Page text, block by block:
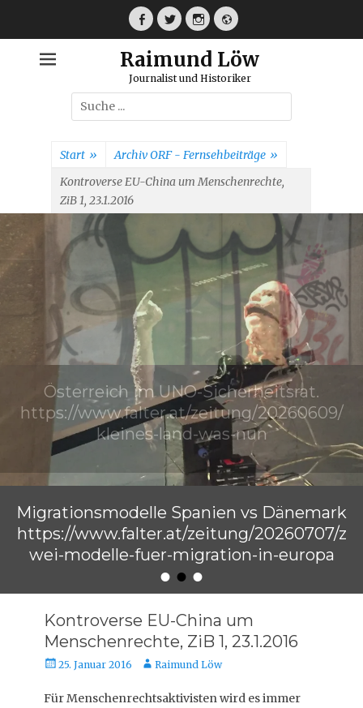
Facebook
TwitterInstagramWebseite
Raimund Löw
Journalist und Historiker
Suche
nach:
Start » Archiv ORF - Fernsehbeiträge »
Kontroverse EU-China um Menschenrechte,
ZiB 1, 23.1.2016
•••
Österreich im UNO-Sicherheitsrat.
https://www.falter.at/zeitung/20260609/
kleines-land-was-nun
Veröffentlicht am Raimund Löw
Migrationsmodelle Spanien vs Dänemark
https://www.falter.at/zeitung/20260707/z
wei-modelle-fuer-migration-in-europa
Raimund Löw
Kontroverse EU-China um
Menschenrechte, ZiB 1, 23.1.2016
Veröffentlicht
25. Januar 2016 AutorRaimund Löw
Für Menschenrechtsaktivisten wird es immer